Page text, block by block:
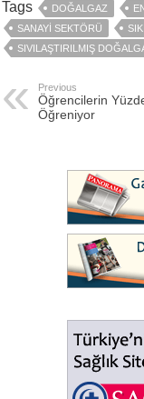
Tags DOĞALGAZ
SANAYI SEKTÖRÜ
SIVILAŞTIRILMIŞ
Previous
Öğrencilerin
Öğreniyor